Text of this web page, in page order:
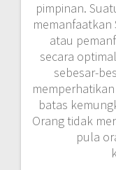
pimpinan.
memanfaatkan
atau
secara
sebesar-
batas
Orang tidak
pula